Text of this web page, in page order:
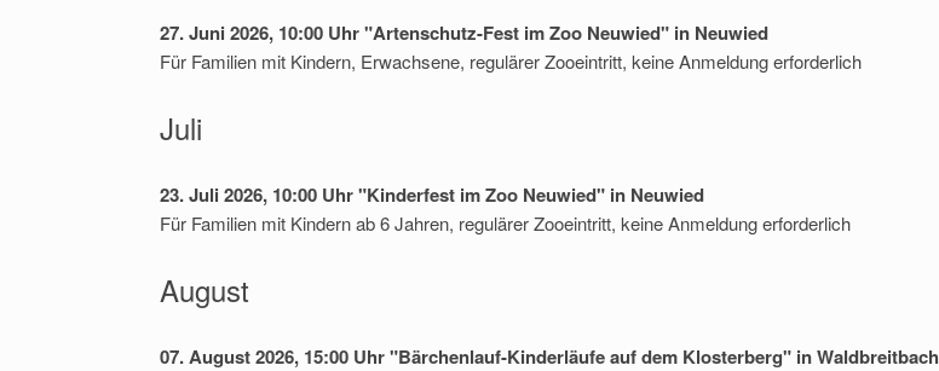
27. Juni 2026, 10:00 Uhr "Artenschutz-Fest im Zoo Neuwied" in Neuwied
Für Familien mit Kindern, Erwachsene, regulärer Zooeintritt, keine Anmeldung erforderlich
Juli
23. Juli 2026, 10:00 Uhr "Kinderfest im Zoo Neuwied" in Neuwied
Für Familien mit Kindern ab 6 Jahren, regulärer Zooeintritt, keine Anmeldung erforderlich
August
07. August 2026, 15:00 Uhr "Bärchenlauf-Kinderläufe auf dem Klosterberg" in Waldbreitbach